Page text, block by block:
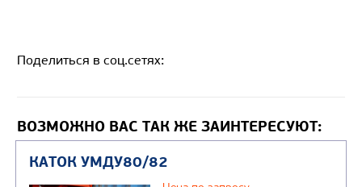
Уточнить цену
Шина в сборе с диском, подшипником и осью.
Поделиться в соц.сетях:
ВОЗМОЖНО ВАС ТАК ЖЕ ЗАИНТЕРЕСУЮТ: